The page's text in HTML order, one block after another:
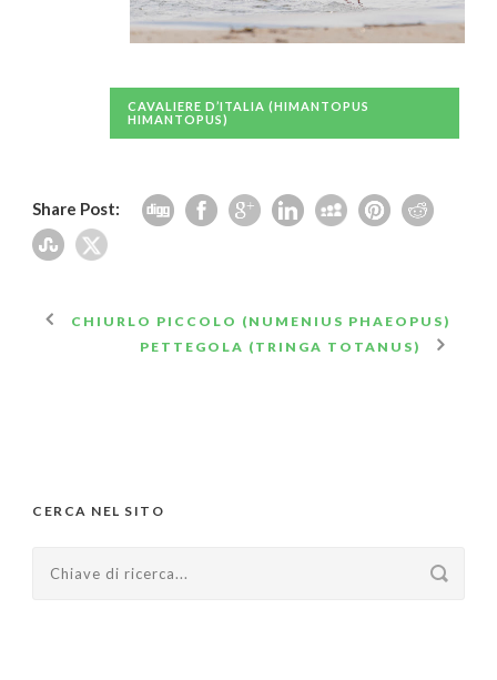
CAVALIERE D’ITALIA (HIMANTOPUS
HIMANTOPUS)
Share Post:
CHIURLO PICCOLO (NUMENIUS PHAEOPUS)
PETTEGOLA (TRINGA TOTANUS)
CERCA NEL SITO